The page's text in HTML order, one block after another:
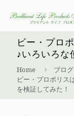
ビー・プロ
♪いろいろな
Home ブログ
ビー・プロポリス
を検証してみた！